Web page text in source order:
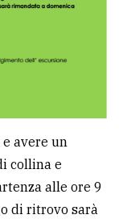
avere un
collina e
alle ore 9
di ritrovo sarà